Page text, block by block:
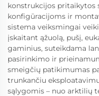
konstrukcijos
konfigūracijoms ir
sistema veiksmingai
įskaitant ąžuolą, pušį,
gaminius, suteikdama
pasirinkimo ir
smeigčių patikimumas
trunkančiu
sąlygomis – nuo arktilių